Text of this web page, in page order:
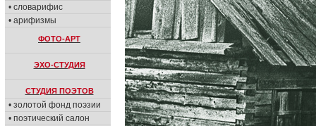
• словарифис
• арифизмы
ФОТО-АРТ
ЭХО-СТУДИЯ
СТУДИЯ ПОЭТОВ
• золотой фонд поэзии
• поэтический салон